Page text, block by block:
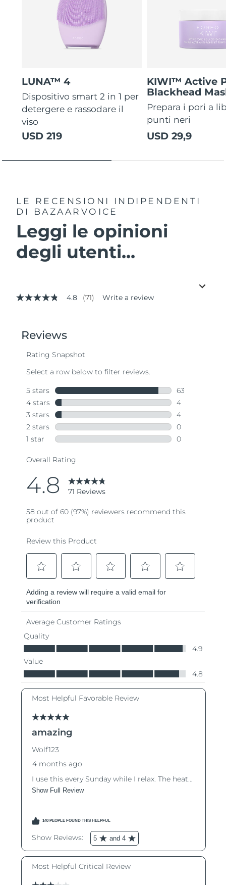
LUNA™ 4
Dispositivo smart 2 in 1 per
detergere e rassodare il
viso
USD 219
KIWI™ Active
Blackhead
Prepara i pori a
punti neri
USD 29,9
LE RECENSIONI INDIPENDENTI
DI BAZAARVOICE
Leggi le opinioni
degli utenti...
4.8
stars,
average
value.
Same
page
link.
4.8 (71) Write a review